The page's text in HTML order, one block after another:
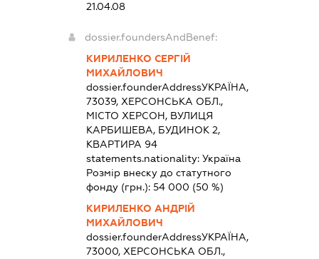
21.04.08
dossier.foundersAndBenef:
КИРИЛЕНКО СЕРГІЙ
МИХАЙЛОВИЧ
dossier.founderAddressУКРАЇНА,
73039, ХЕРСОНСЬКА ОБЛ.,
МІСТО ХЕРСОН, ВУЛИЦЯ
КАРБИШЕВА, БУДИНОК 2,
КВАРТИРА 94
statements.nationality:Україна
Розмір внеску до статутного
фонду (грн.):54 000 (50 %)
КИРИЛЕНКО АНДРІЙ
МИХАЙЛОВИЧ
dossier.founderAddressУКРАЇНА,
73000, ХЕРСОНСЬКА ОБЛ.,